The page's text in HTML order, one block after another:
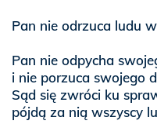
Pan nie odrzuca ludu
Pan nie odpycha
i nie porzuca swojego
Sąd się zwróci ku
pójdą za nią wszyscy